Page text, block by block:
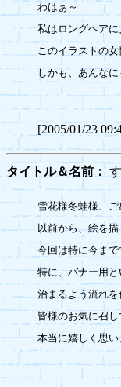
わはぁ～
私はロングヘア
このイラストの
しかも、あんな
[2005/01/23
タイトル＆名前：
雪花様冬蛙様、
以前から、絵を
今回は特に今まで
特に、バナー用
治まるよう流れを
皆様のお気に召し
本当に嬉しく思い